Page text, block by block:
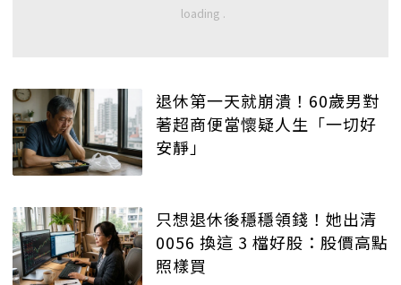
退休第一天就崩潰！60歲男對
著超商便當懷疑人生「一切好
安靜」
只想退休後穩穩領錢！她出清
0056 換這 3 檔好股：股價高點
照樣買